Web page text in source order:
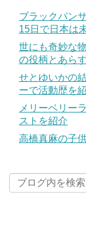
ブラックパン
15日で日本は
世にも奇妙な
の役柄とあら
せとゆいかの
ーで活動歴を
メリーベリー
ストを紹介
高橋真麻の子